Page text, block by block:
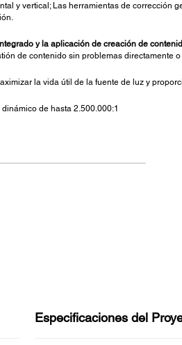
y vertical; Las herramientas de corrección
y la aplicación de creación de
de contenido sin problemas directamente
la vida útil de la fuente de luz y
de hasta 2.500.000:1
Especificaciones del